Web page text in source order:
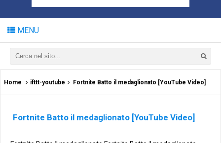
MENU
Home ifttt-youtube Fortnite Batto il medaglionato [YouTube Video]
Fortnite Batto il medaglionato [YouTube Video]